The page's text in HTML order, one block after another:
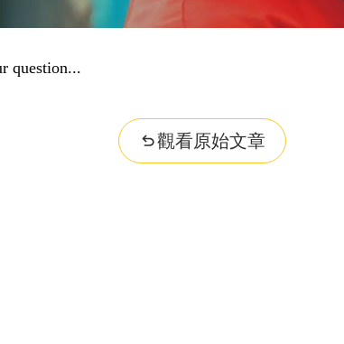
question...
觀看原始文章